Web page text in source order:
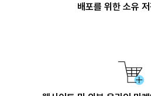
배포를 위한 소유